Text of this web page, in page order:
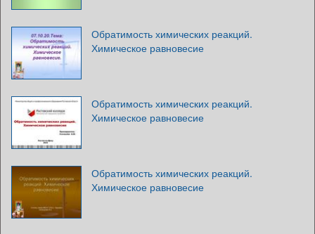
Обратимость химических реакций.
Химическое равновесие
Обратимость химических реакций.
Химическое равновесие
Обратимость химических реакций.
Химическое равновесие